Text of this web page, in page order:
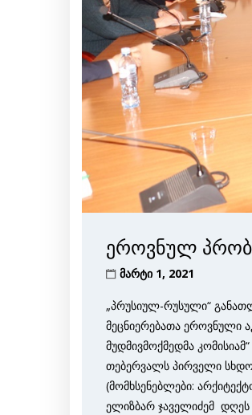
ეროვნულ
მარტი 1, 2021
„პრუსიულ-რუსული“
მეცნიერებათა ეროვნული
მუდმივმოქმედმა
თებერვალს პირველი
(მომხსენებლები:
ელიზბარ ჯაველიძემ